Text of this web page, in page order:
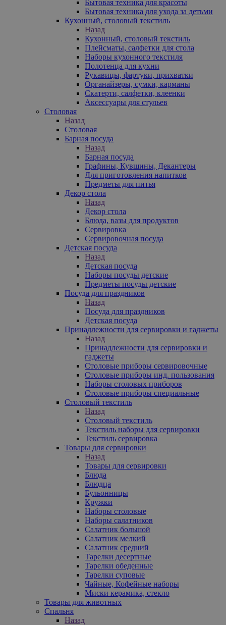
Бытовая техника для красоты
Бытовая техника для ухода за детьми
Кухонный, столовый текстиль
Назад
Кухонный, столовый текстиль
Плейсматы, салфетки для стола
Наборы кухонного текстиля
Полотенца для кухни
Рукавицы, фартуки, прихватки
Органайзеры, сумки, карманы
Скатерти, салфетки, клеенки
Аксессуары для стульев
Столовая
Назад
Столовая
Барная посуда
Назад
Барная посуда
Графины, Кувшины, Декантеры
Для приготовления напитков
Предметы для питья
Декор стола
Назад
Декор стола
Блюда, вазы для продуктов
Сервировка
Сервировочная посуда
Детская посуда
Назад
Детская посуда
Наборы посуды детские
Предметы посуды детские
Посуда для праздников
Назад
Посуда для праздников
Детская посуда
Принадлежности для сервировки и гаджеты
Назад
Принадлежности для сервировки и
гаджеты
Столовые приборы сервировочные
Столовые приборы инд. пользования
Наборы столовых приборов
Столовые приборы специальные
Столовый текстиль
Назад
Столовый текстиль
Текстиль наборы для сервировки
Текстиль сервировка
Товары для сервировки
Назад
Товары для сервировки
Блюда
Блюдца
Бульонницы
Кружки
Наборы столовые
Наборы салатников
Салатник большой
Салатник мелкий
Салатник средний
Тарелки десертные
Тарелки обеденные
Тарелки суповые
Чайные, Кофейные наборы
Миски керамика, стекло
Товары для животных
Спальня
Назад